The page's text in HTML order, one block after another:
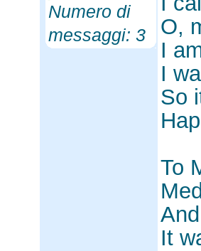
Numero di
messaggi: 3
O,
I
I
So
To
It